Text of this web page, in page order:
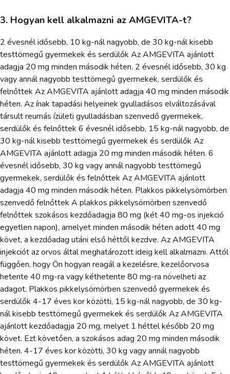
3. Hogyan kell alkalmazni az AMGEVITA-t?
2 évesnél idősebb, 10 kg-nál nagyobb, de 30 kg-nál kisebb
testtömegű gyermekek és serdülők Az AMGEVITA ajánlott
adagja 20 mg minden második héten. 2 évesnél idősebb, 30 kg
vagy annál nagyobb testtömegű gyermekek, serdülők és
felnőttek Az AMGEVITA ajánlott adagja 40 mg minden második
héten. Az ínak tapadási helyeinek gyulladásos elváltozásával
társult reumás ízületi gyulladásban szenvedő gyermekek,
serdülők és felnőttek 6 évesnél idősebb, 15 kg-nál nagyobb, de
30 kg-nál kisebb testtömegű gyermekek és serdülők Az
AMGEVITA ajánlott adagja 20 mg minden második héten. 6
évesnél idősebb, 30 kg vagy annál nagyobb testtömegű
gyermekek, serdülők és felnőttek Az AMGEVITA ajánlott
adagja 40 mg minden második héten. Plakkos pikkelysömörben
szenvedő felnőttek A plakkos pikkelysömörben szenvedő
felnőttek szokásos kezdőadagja 80 mg (két 40 mg-os injekció
egyetlen napon), amelyet minden második héten adott 40 mg
követ, a kezdőadag utáni első héttől kezdve. Az AMGEVITA
injekciót az orvos által meghatározott ideig kell alkalmazni. Attól
függően, hogy Ön hogyan reagál a kezelésre, kezelőorvosa
hetente 40 mg-ra vagy kéthetente 80 mg-ra növelheti az
adagot. Plakkos pikkelysömörben szenvedő gyermekek és
serdülők 4-17 éves kor közötti, 15 kg-nál nagyobb, de 30 kg-
nál kisebb testtömegű gyermekek és serdülők Az AMGEVITA
ajánlott kezdőadagja 20 mg, melyet 1 héttel később 20 mg
követ. Ezt követően, a szokásos adag 20 mg minden második
héten. 4-17 éves kor közötti, 30 kg vagy annál nagyobb
testtömegű gyermekek és serdülők Az AMGEVITA ajánlott